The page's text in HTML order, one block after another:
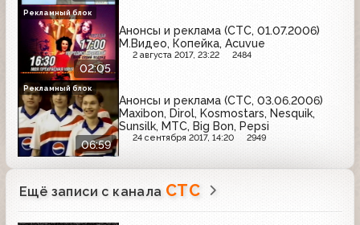
02:05
Анонсы и реклама (СТС, 01.07.2006)
М.Видео, Копейка, Acuvue
2 августа 2017, 23:22 2484
Рекламный блок
06:59
Анонсы и реклама (СТС, 03.06.2006)
Maxibon, Dirol, Kosmostars, Nesquik,
Sunsilk, МТС, Big Bon, Pepsi
24 сентября 2017, 14:20 2949
Рекламный блок
Ещё записи с канала СТС